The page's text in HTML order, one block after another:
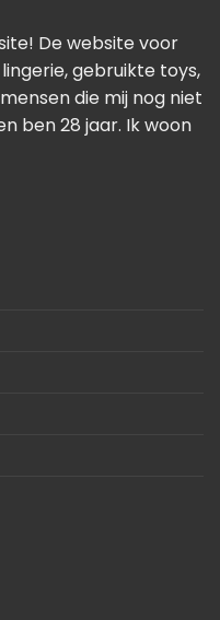
De website voor
gebruikte toys,
die mij nog niet
ben 28 jaar. Ik woon